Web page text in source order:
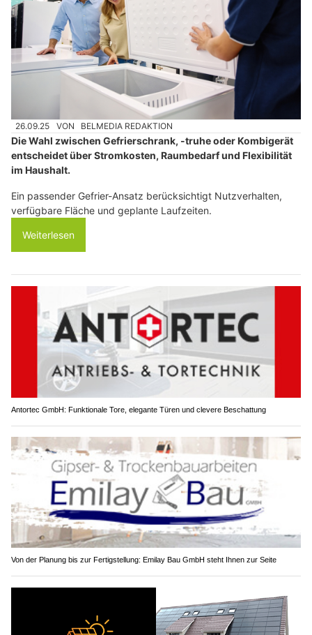
26.09.25 VON BELMEDIA REDAKTION
Die Wahl zwischen Gefrierschrank, -truhe oder Kombigerät
entscheidet über Stromkosten, Raumbedarf und Flexibilität
im Haushalt.
Ein passender Gefrier-Ansatz berücksichtigt Nutzverhalten,
verfügbare Fläche und geplante Laufzeiten.
Weiterlesen
Antortec GmbH: Funktionale Tore, elegante Türen und clevere Beschattung
Von der Planung bis zur Fertigstellung: Emilay Bau GmbH steht Ihnen zur Seite